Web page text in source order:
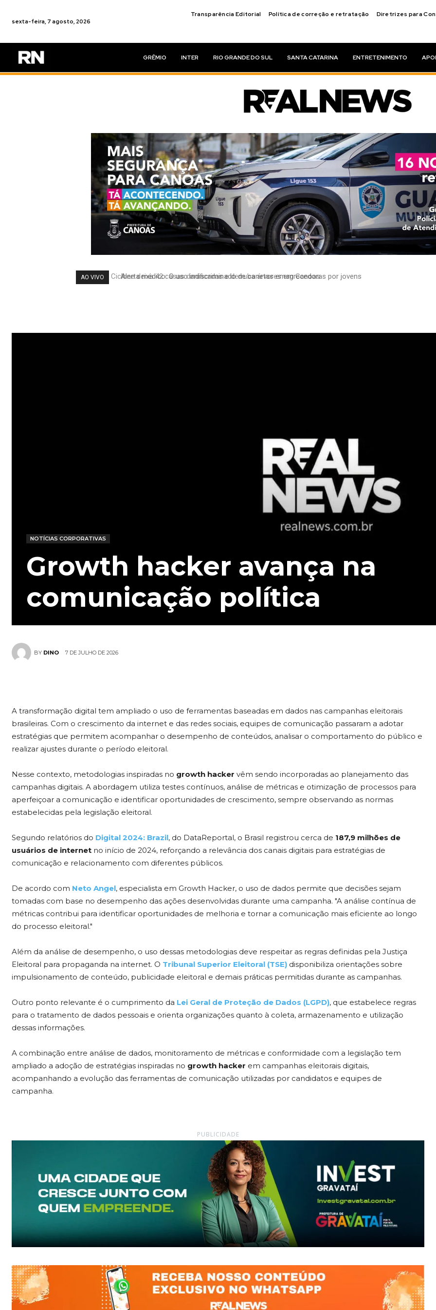
sexta-feira, 7 agosto, 2026
Transparência Editorial Política de correção e retratação Diretrizes para
GRÊMIO INTER RIO GRANDE DO SUL SANTA CATARINA ENTRETENIMENTO
AO VIVO Alerta médico: O uso indiscriminado de canetas emagrecedoras por jovens
NOTÍCIAS CORPORATIVAS
Growth hacker avança na
comunicação política
BY DINO 7 DE JULHO DE 2026
A transformação digital tem ampliado o uso de ferramentas baseadas em dados nas campanhas eleitorais
brasileiras. Com o crescimento da internet e das redes sociais, equipes de comunicação passaram a adotar
estratégias que permitem acompanhar o desempenho de conteúdos, analisar o comportamento do público e
realizar ajustes durante o período eleitoral.
Nesse contexto, metodologias inspiradas no growth hacker vêm sendo incorporadas ao planejamento das
campanhas digitais. A abordagem utiliza testes contínuos, análise de métricas e otimização de processos para
aperfeiçoar a comunicação e identificar oportunidades de crescimento, sempre observando as normas
estabelecidas pela legislação eleitoral.
Segundo relatórios do Digital 2024: Brazil, do DataReportal, o Brasil registrou cerca de 187,9 milhões de
usuários de internet no início de 2024, reforçando a relevância dos canais digitais para estratégias de
comunicação e relacionamento com diferentes públicos.
De acordo com Neto Angel, especialista em Growth Hacker, o uso de dados permite que decisões sejam
tomadas com base no desempenho das ações desenvolvidas durante uma campanha. "A análise contínua de
métricas contribui para identificar oportunidades de melhoria e tornar a comunicação mais eficiente ao longo
do processo eleitoral."
Além da análise de desempenho, o uso dessas metodologias deve respeitar as regras definidas pela Justiça
Eleitoral para propaganda na internet. O Tribunal Superior Eleitoral (TSE) disponibiliza orientações sobre
impulsionamento de conteúdo, publicidade eleitoral e demais práticas permitidas durante as campanhas.
Outro ponto relevante é o cumprimento da Lei Geral de Proteção de Dados (LGPD), que estabelece regras
para o tratamento de dados pessoais e orienta organizações quanto à coleta, armazenamento e utilização
dessas informações.
A combinação entre análise de dados, monitoramento de métricas e conformidade com a legislação tem
ampliado a adoção de estratégias inspiradas no growth hacker em campanhas eleitorais digitais,
acompanhando a evolução das ferramentas de comunicação utilizadas por candidatos e equipes de
campanha.
PUBLICIDADE